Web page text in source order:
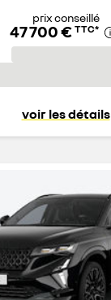
prix conseillé
47 700 € TTC*
voir les détails